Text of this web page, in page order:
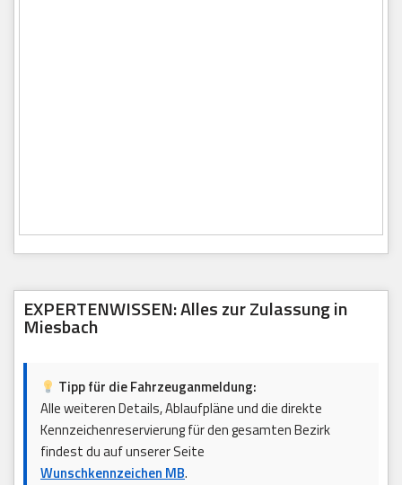
EXPERTENWISSEN: Alles zur Zulassung in
Miesbach
Tipp für die Fahrzeuganmeldung:
Alle weiteren Details, Ablaufpläne und die direkte
Kennzeichenreservierung für den gesamten Bezirk
findest du auf unserer Seite
Wunschkennzeichen MB.